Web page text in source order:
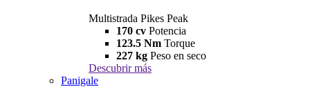
Multistrada Pikes Peak
170 cv Potencia
123.5 Nm Torque
227 kg Peso en seco
Descubrir más
Panigale